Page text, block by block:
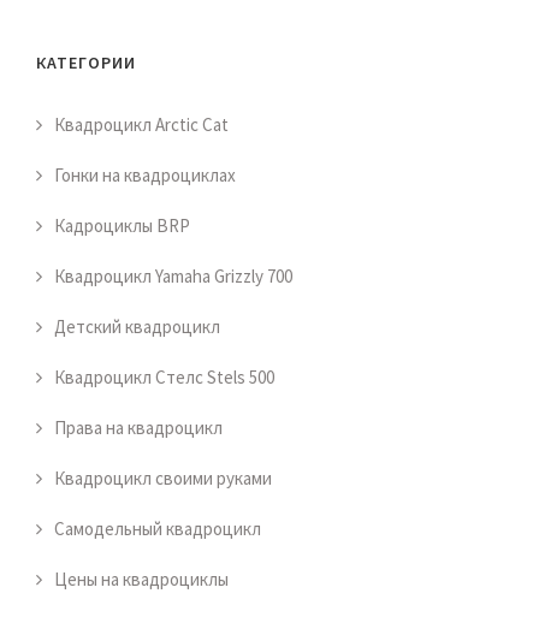
КАТЕГОРИИ
Квадроцикл Arctic Cat
Гонки на квадроциклах
Кадроциклы BRP
Квадроцикл Yamaha Grizzly 700
Детский квадроцикл
Квадроцикл Стелс Stels 500
Права на квадроцикл
Квадроцикл своими руками
Самодельный квадроцикл
Цены на квадроциклы